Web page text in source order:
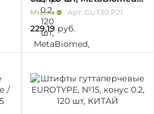
Ю.Корея
Много Арт: GUT30 Р21
229,19 руб.